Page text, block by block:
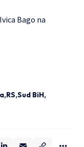
Bago na
RS Sud BiH